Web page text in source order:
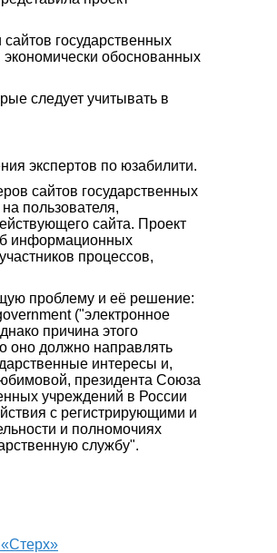
государственных
обоснованных
следует учитывать в
экспертов по юзабилити.
сайтов государственных
пользователя,
сайта. Проект
информационных
процессов,
проблему и её решение:
("электронное
причина этого
оно должно направлять
интересы и,
президента Союза
учреждений в России
с регистрирующими и
и полномочиях
службу".